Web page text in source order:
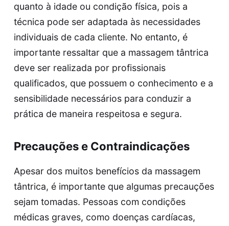
quanto à idade ou condição física, pois a
técnica pode ser adaptada às necessidades
individuais de cada cliente. No entanto, é
importante ressaltar que a massagem tântrica
deve ser realizada por profissionais
qualificados, que possuem o conhecimento e a
sensibilidade necessários para conduzir a
prática de maneira respeitosa e segura.
Precauções e Contraindicações
Apesar dos muitos benefícios da massagem
tântrica, é importante que algumas precauções
sejam tomadas. Pessoas com condições
médicas graves, como doenças cardíacas,